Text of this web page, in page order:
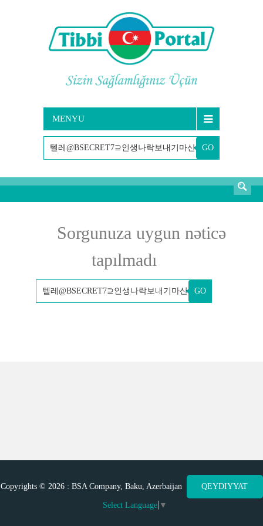
MENYU
GO
AXTARIŞ
Sorgunuza uygun nəticə
tapılmadı
GO
Copyrights © 2026 : BSA Company, Baku, Azerbaijan QEYDIYYAT
Select Language ▼